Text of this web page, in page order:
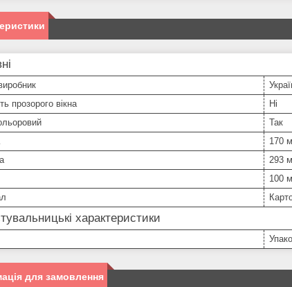
прозорого вікна
Ні
Так
170
293
100
характеристики
для замовлення